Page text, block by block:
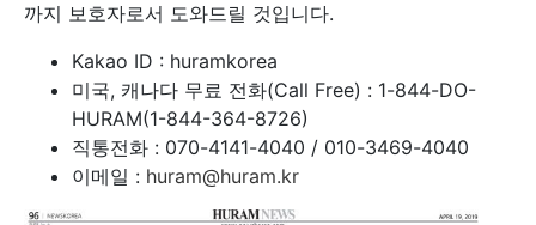
까지 보호자로서 도와드릴 것입니다.
Kakao ID : huramkorea
미국, 캐나다 무료 전화(Call Free) : 1-844-DO-
HURAM(1-844-364-8726)
직통전화 : 070-4141-4040 / 010-3469-4040
이메일 : huram@huram.kr